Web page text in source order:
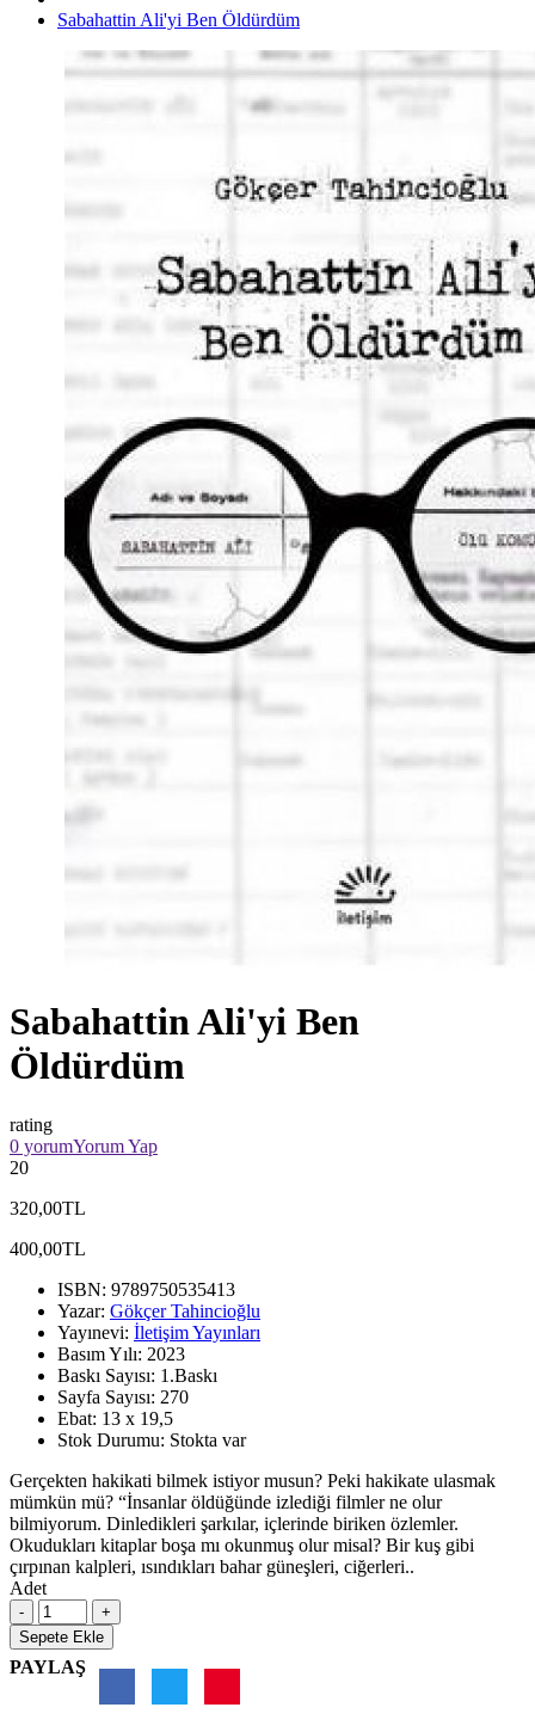
Sabahattin Ali'yi Ben Öldürdüm
Sabahattin Ali'yi Ben
Öldürdüm
rating
0 yorumYorum Yap
20
320,00TL
400,00TL
ISBN: 9789750535413
Yazar: Gökçer Tahincioğlu
Yayınevi: İletişim Yayınları
Basım Yılı: 2023
Baskı Sayısı: 1.Baskı
Sayfa Sayısı: 270
Ebat: 13 x 19,5
Stok Durumu: Stokta var
Gerçekten hakikati bilmek istiyor musun? Peki hakikate ulasmak
mümkün mü? “İnsanlar öldüğünde izlediği filmler ne olur
bilmiyorum. Dinledikleri şarkılar, içlerinde biriken özlemler.
Okudukları kitaplar boşa mı okunmuş olur misal? Bir kuş gibi
çırpınan kalpleri, ısındıkları bahar güneşleri, ciğerleri..
Adet
Sepete Ekle
PAYLAŞ